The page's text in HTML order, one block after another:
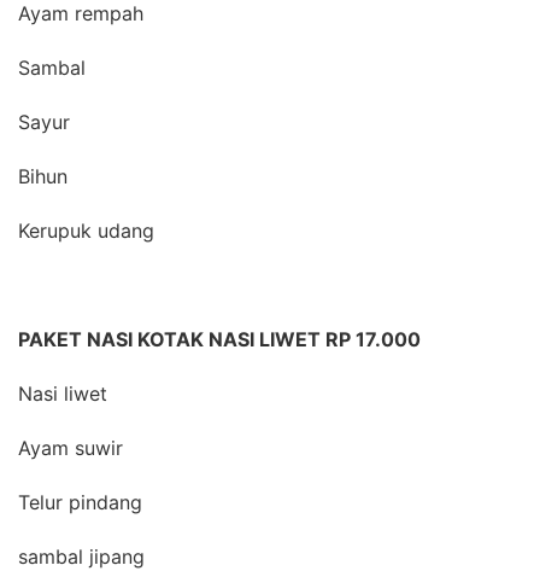
Ayam rempah
Sambal
Sayur
Bihun
Kerupuk udang
PAKET NASI KOTAK NASI LIWET RP 17.000
Nasi liwet
Ayam suwir
Telur pindang
sambal jipang